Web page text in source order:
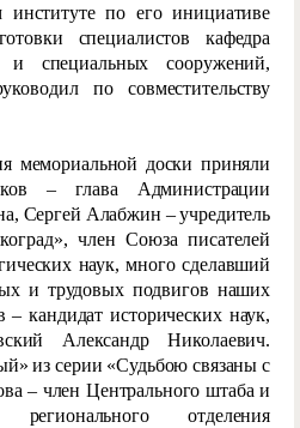
институте по его инициативе
специалистов кафедра
и специальных сооружений,
по совместительству
мемориальной доски приняли
– глава Администрации
Сергей Алабжин – учредитель
член Союза писателей
наук, много сделавший
и трудовых подвигов наших
кандидат исторических наук,
Александр Николаевич.
из серии «Судьбою связаны с
– член Центрального штаба и
отделения